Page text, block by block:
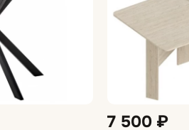
7 500 ₽